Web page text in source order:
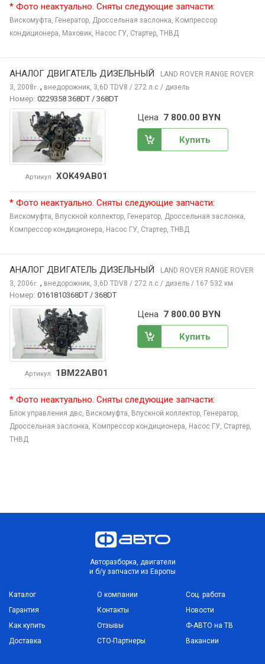
* Фото неактуально. Сняты следующие запчасти:
Вискомуфта, Генератор, Дроссельная заслонка, Компрессор
кондиционера, Маховик, Насос ГУ, Стартер, ТНВД
АНАЛОГ ДВИГАТЕЛЬ ДИЗЕЛЬНЫЙ
LAND ROVER RANGE ROVER
3, 2008г. , внедорожник, 3,6D TDV8 / 272 л.с / дизель
Номер: 0229358 368DT / 368DT
Артикул XOK49AB01
Цена 7 800.00 BYN
Купить
* Фото неактуально. Сняты следующие запчасти:
Вискомуфта, Впускной коллектор, Генератор, Дроссельная заслонка,
Компрессор кондиционера, Насос ГУ, Стартер, ТНВД
АНАЛОГ ДВИГАТЕЛЬ ДИЗЕЛЬНЫЙ
LAND ROVER RANGE ROVER
3, 2006г. , внедорожник, 3,6D TDV8 / 272 л.с / дизель / 167 532 км
Номер: 0161810368DT / 368DT
Артикул 1BM22AB01
Цена 7 800.00 BYN
Купить
* Фото неактуально. Сняты следующие запчасти:
Блок управления двс, Вискомуфта, Впускной коллектор, Генератор,
Дроссельная заслонка, Компрессор кондиционера, Насос ГУ, Стартер,
ТНВД
Авторазборка, двигатели
и б/у запчасти из Европы
Каталог
Гарантия
Как купить
Доставка
О компании
Контакты
Отзывы
СТО-Партнеры
Соц. работа
Новости
Ф-АВТО на ТВ
Вакансии